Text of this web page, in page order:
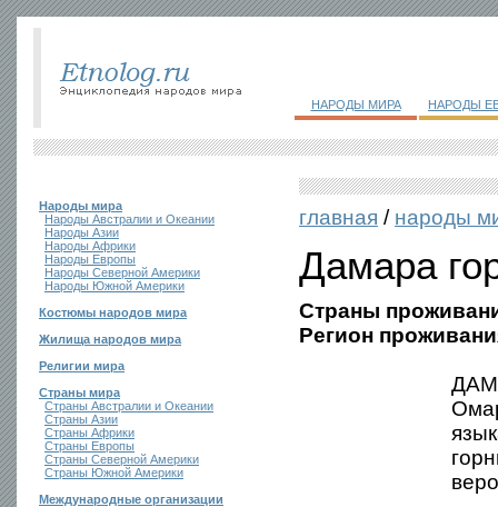
НАРОДЫ МИРА НАРОДЫ
Народы мира
Народы Австралии и Океании
Народы Азии
Народы Африки
Народы Европы
Народы Северной Америки
Народы Южной Америки
Костюмы народов мира
Жилища народов мира
Религии мира
Страны мира
Страны Австралии и Океании
Страны Азии
Страны Африки
Страны Европы
Страны Северной Америки
Страны Южной Америки
Международные организации
главная / народы
Дамара
Страны
Регион